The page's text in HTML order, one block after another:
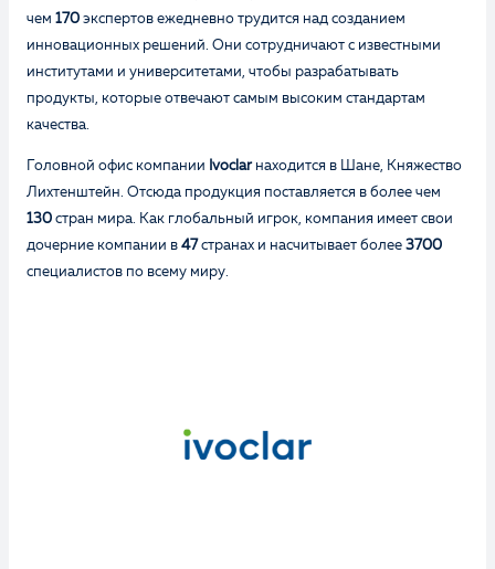
чем 170 экспертов ежедневно трудится над созданием
инновационных решений. Они сотрудничают с известными
институтами и университетами, чтобы разрабатывать
продукты, которые отвечают самым высоким стандартам
качества.
Головной офис компании Ivoclarнаходится в Шане, Княжество
Лихтенштейн. Отсюда продукция поставляется в более чем
130 стран мира. Как глобальный игрок, компания имеет свои
дочерние компании в 47 странах и насчитывает более 3700
специалистов по всему миру.